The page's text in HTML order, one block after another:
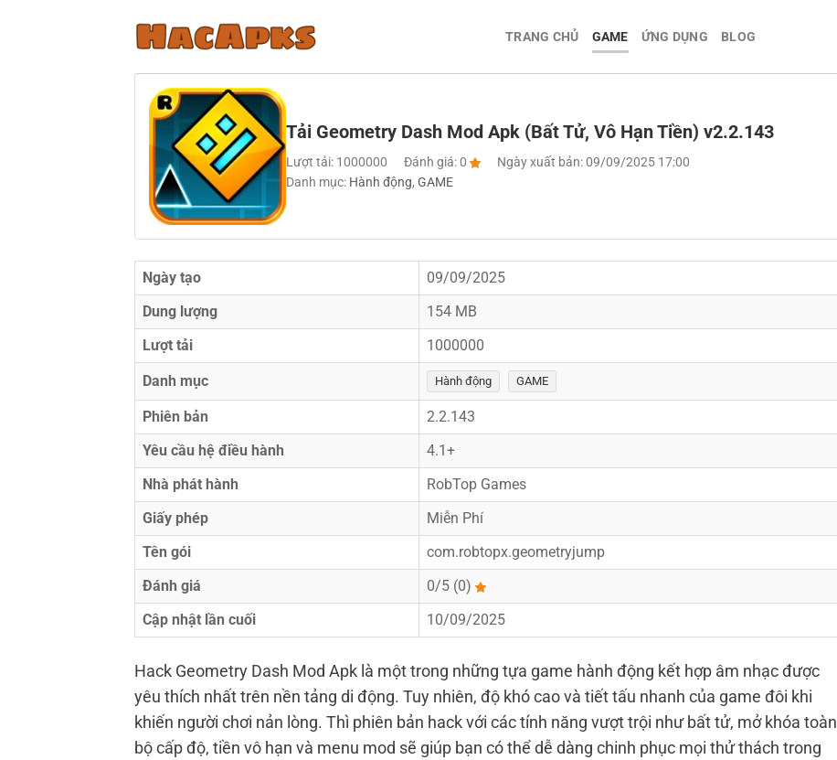
TRANG CHỦ GAME ỨNG DỤNG BLOG
Tải Geometry Dash Mod Apk (Bất Tử, Vô Hạn Tiền) v2.2.143
Lượt tải: 1000000 Đánh giá: 0
Ngày xuất bản: 09/09/2025 17:00
Danh mục: Hành động, GAME
Ngày tạo
09/09/2025
Dung lượng
154 MB
Lượt tải
1000000
Danh mục Hành động GAME
Phiên bản
2.2.143​
Yêu cầu hệ điều hành
4.1+
Nhà phát hành
RobTop Games
Giấy phép
Miễn Phí
Tên gói
com.robtopx.geometryjump
Đánh giá
0/5 (0)
Cập nhật lần cuối
10/09/2025
Hack Geometry Dash Mod Apk là một trong những tựa game hành động kết hợp âm nhạc được
yêu thích nhất trên nền tảng di động. Tuy nhiên, độ khó cao và tiết tấu nhanh của game đôi khi
khiến người chơi nản lòng. Thì phiên bản hack với các tính năng vượt trội như bất tử, mở khóa toàn
bộ cấp độ, tiền vô hạn và menu mod sẽ giúp bạn có thể dễ dàng chinh phục mọi thử thách trong